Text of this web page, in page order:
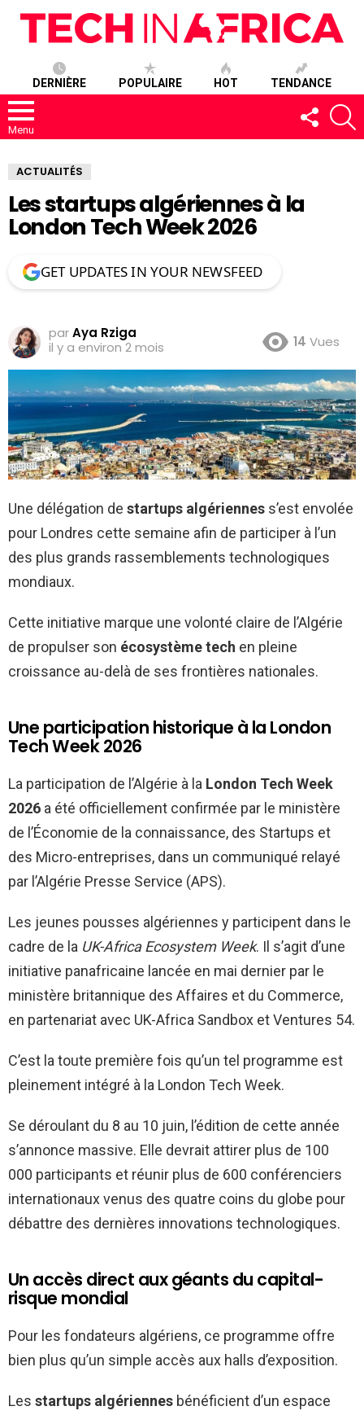
DERNIÈRE POPULAIRE HOT TENDANCE
Menu
SUIVEZ-
NOUS
ACTUALITÉS
Les startups algériennes à la
London Tech Week 2026
GET UPDATES IN YOUR NEWSFEED
parAya Rziga
il y a environ 2 mois
14 Vues
Une délégation de startups algériennes s’est envolée
pour Londres cette semaine afin de participer à l’un
des plus grands rassemblements technologiques
mondiaux.
Cette initiative marque une volonté claire de l’Algérie
de propulser son écosystème tech en pleine
croissance au-delà de ses frontières nationales.
Une participation historique à la London
Tech Week 2026
La participation de l’Algérie à la London Tech Week
2026 a été officiellement confirmée par le ministère
de l’Économie de la connaissance, des Startups et
des Micro-entreprises, dans un communiqué relayé
par l’Algérie Presse Service (APS).
Les jeunes pousses algériennes y participent dans le
cadre de la UK-Africa Ecosystem Week. Il s’agit d’une
initiative panafricaine lancée en mai dernier par le
ministère britannique des Affaires et du Commerce,
en partenariat avec UK-Africa Sandbox et Ventures 54.
C’est la toute première fois qu’un tel programme est
pleinement intégré à la London Tech Week.
Se déroulant du 8 au 10 juin, l’édition de cette année
s’annonce massive. Elle devrait attirer plus de 100
000 participants et réunir plus de 600 conférenciers
internationaux venus des quatre coins du globe pour
débattre des dernières innovations technologiques.
Un accès direct aux géants du capital-
risque mondial
Pour les fondateurs algériens, ce programme offre
bien plus qu’un simple accès aux halls d’exposition.
Les startups algériennes bénéficient d’un espace